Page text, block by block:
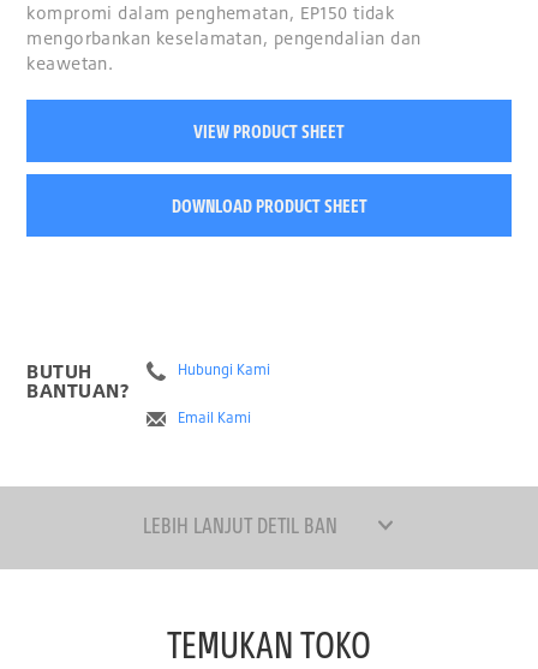
kompromi dalam penghematan, EP150 tidak
mengorbankan keselamatan, pengendalian dan
keawetan.
VIEW PRODUCT SHEET
DOWNLOAD PRODUCT SHEET
BUTUH
BANTUAN?
Hubungi Kami
Email Kami
LEBIH LANJUT DETIL BAN
TEMUKAN TOKO